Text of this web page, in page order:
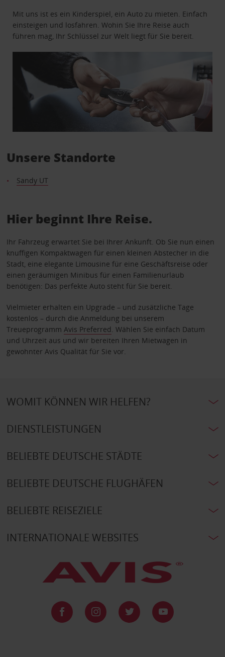
Mit uns ist es ein Kinderspiel, ein Auto zu mieten. Einfach
einsteigen und losfahren. Wohin Sie Ihre Reise auch
führen mag, Ihr Schlüssel zur Welt liegt für Sie bereit.
Unsere Standorte
Sandy UT
Hier beginnt Ihre Reise.
Ihr Fahrzeug erwartet Sie bei Ihrer Ankunft. Ob Sie nun einen
knuffigen Kompaktwagen für einen kleinen Abstecher in die
Stadt, eine elegante Limousine für eine Geschäftsreise oder
einen geräumigen Minibus für einen Familienurlaub
benötigen: Das perfekte Auto steht für Sie bereit.
Vielmieter erhalten ein Upgrade – und zusätzliche Tage
kostenlos – durch die Anmeldung bei unserem
Treueprogramm Avis Preferred . Wählen Sie einfach Datum
und Uhrzeit aus und wir bereiten Ihren Mietwagen in
gewohnter Avis Qualität für Sie vor.
WOMIT KÖNNEN WIR HELFEN?
DIENSTLEISTUNGEN
BELIEBTE DEUTSCHE STÄDTE
BELIEBTE DEUTSCHE FLUGHÄFEN
BELIEBTE REISEZIELE
INTERNATIONALE WEBSITES